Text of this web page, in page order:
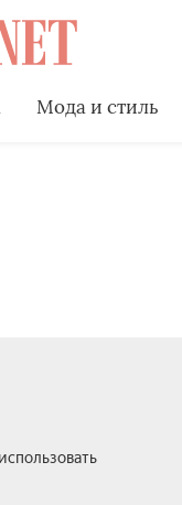
Мода и стиль